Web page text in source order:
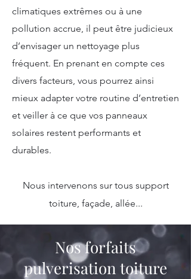
climatiques extrêmes ou à une
pollution accrue, il peut être judicieux
d’envisager un nettoyage plus
fréquent. En prenant en compte ces
divers facteurs, vous pourrez ainsi
mieux adapter votre routine d’entretien
et veiller à ce que vos panneaux
solaires restent performants et
durables.
Nous intervenons sur tous support
toiture, façade, allée...
Nos forfaits
pulverisation toiture